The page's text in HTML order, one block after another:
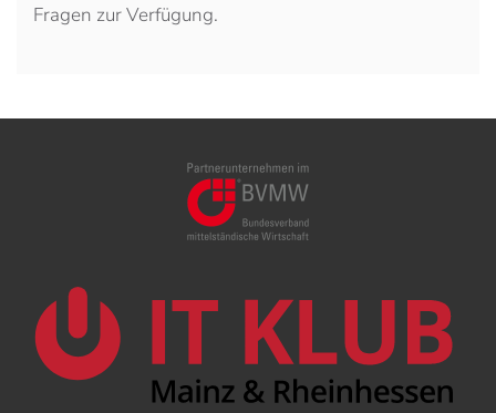
Fragen zur Verfügung.